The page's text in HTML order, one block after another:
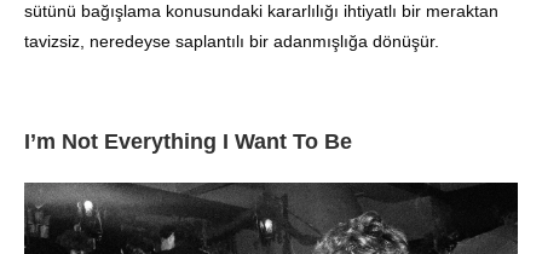
sütünü bağışlama konusundaki kararlılığı ihtiyatlı bir meraktan
tavizsiz, neredeyse saplantılı bir adanmışlığa dönüşür.
I’m Not Everything I Want To Be